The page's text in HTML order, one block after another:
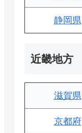
静岡県
近畿地方
滋賀県
京都府